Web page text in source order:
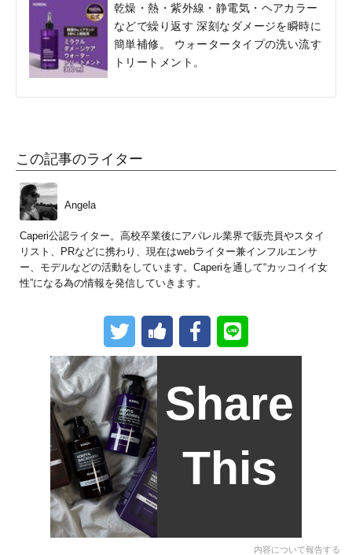
乾燥・熱・紫外線・静電気・ヘアカラー
などで繰り返す 深刻なダメージを瞬時に
簡単補修。 ウォータータイプの洗い流す
トリートメント。
この記事のライター
Angela
Caperi公認ライター。高校卒業後にアパレル業界で販売員やスタイ
リスト、PRなどに携わり、現在はwebライター兼インフルエンサ
ー、モデルなどの活動をしています。Caperiを通して“カッコイイ女
性”になる為の情報を発信していきます。
Share
This
内容について報告する